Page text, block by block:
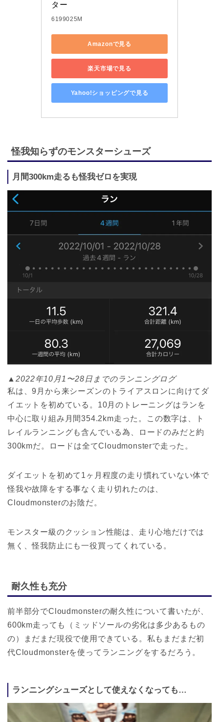
ター
6199025M
Amazonで見る
楽天市場で見る
Yahoo!ショッピングで見る
怪我知らずのモンスターシューズ
月間300km走るも怪我ゼロを実現
▲2022年10月1〜28日までのランニングログ
私は、9月から来シーズンのトライアスロンに向けてダ
イエットを初めている。10月のトレーニングはランを
中心に取り組み月間354.2km走った。この数字は、ト
レイルランニングも含んでいる為、ロードのみだと約
300kmだ。ロードは全てCloudmonsterで走った。
ダイエットを初めて1ヶ月程度の走り慣れていない体で
怪我や故障をする事なく走り切れたのは、
Cloudmonsterのお陰だ。
モンスター級のクッション性能は、走り心地だけでは
無く、怪我防止にも一役買ってくれている。
耐久性も充分
前半部分でCloudmonsterの耐久性について書いたが、
600km走っても（ミッドソールの劣化は多少あるもの
の）まだまだ現役で使用できている。私もまだまだ初
代Cloudmonsterを使ってランニングをするだろう。
ランニングシューズとして使えなくなっても…